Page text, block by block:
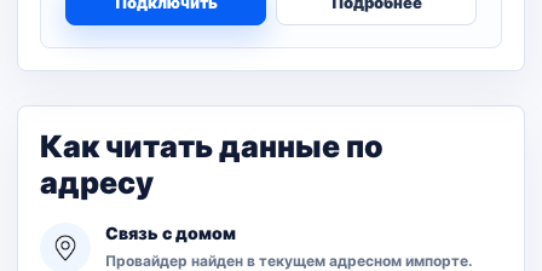
Как читать данные по
адресу
Связь с домом
Провайдер найден в текущем адресном импорте.